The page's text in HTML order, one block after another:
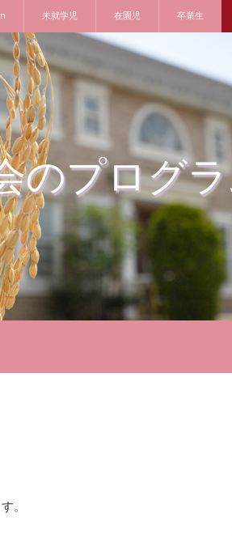
未就学児 在園児 卒業生
のプログ
。